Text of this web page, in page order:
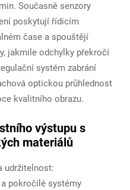
Současně senzory
poskytují řídicím
čase a spouštějí
jakmile odchylky překročí
systém zabrání
optickou průhlednost
kvalitního obrazu.
výstupu s
materiálů
udržitelnost:
pokročilé systémy